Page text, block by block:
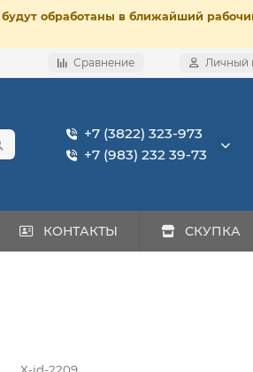
обработаны в ближайший
Сравнение Личный
+7 (3822) 323-973
+7 (983) 232 39-73
КОНТАКТЫ СКУПКА